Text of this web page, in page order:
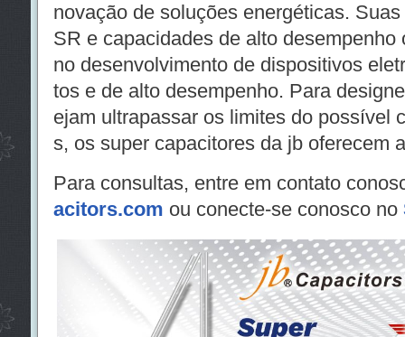
novação de soluções energéticas.
SR e capacidades de alto
no desenvolvimento de dispositivos
tos e de alto desempenho. Para
ejam ultrapassar os limites do possível
s, os super capacitores da jb oferecem
Para consultas, entre em contato
acitors.com ou conecte-se conosco no